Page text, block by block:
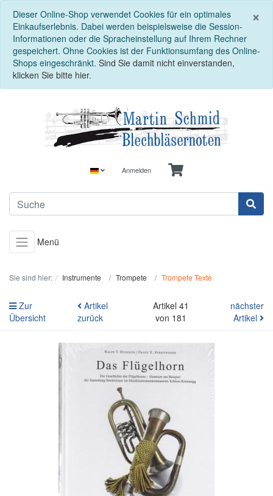
×
Dieser Online-Shop verwendet Cookies für ein optimales
Einkaufserlebnis. Dabei werden beispielsweise die Session-
Informationen oder die Spracheinstellung auf Ihrem Rechner
gespeichert. Ohne Cookies ist der Funktionsumfang des Online-
Shops eingeschränkt. Sind Sie damit nicht einverstanden,
klicken Sie bitte hier.
Anmelden
Menü
Sie sind hier: Instrumente Trompete Trompete Texte
Zur
Übersicht
Artikel
zurück
Artikel 41
von 181
nächster
Artikel